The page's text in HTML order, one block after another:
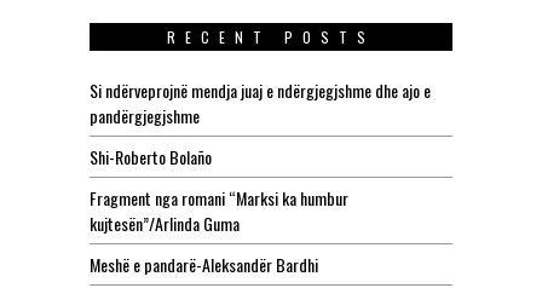
RECENT POSTS
Si ndërveprojnë mendja juaj e ndërgjegjshme dhe ajo e
pandërgjegjshme
Shi-Roberto Bolaño
Fragment nga romani “Marksi ka humbur
kujtesën”/Arlinda Guma
Meshë e pandarë-Aleksandër Bardhi